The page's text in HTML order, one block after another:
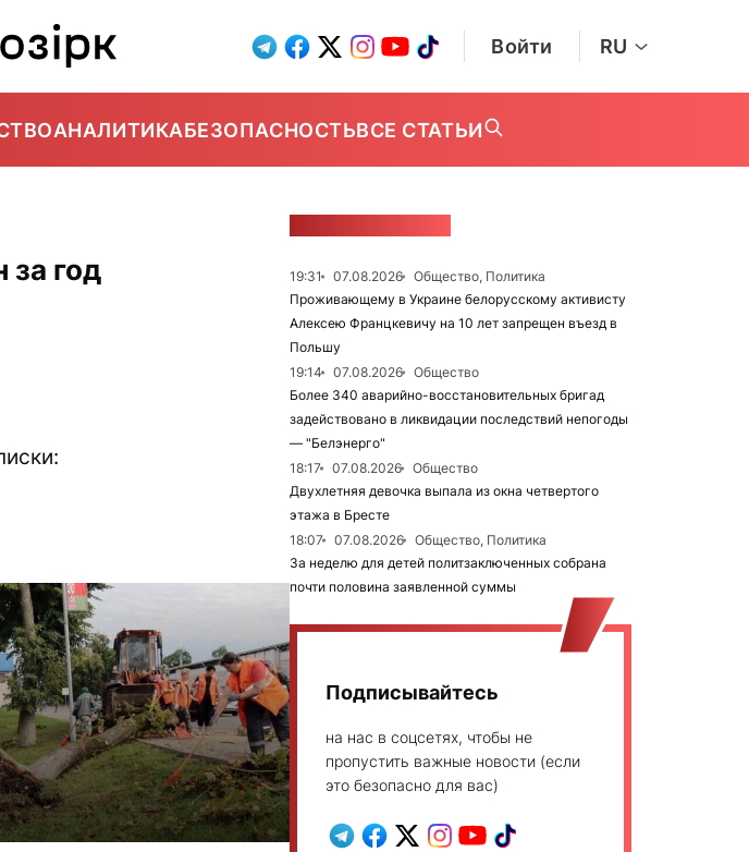
Войти RU
АНАЛИТИКАБЕЗОПАСНОСТЬВСЕ СТАТЬИ
год
19:31 07.08.2026
Общество, Политика
Проживающему в Украине белорусскому активисту
Алексею Францкевичу на 10 лет запрещен въезд в
Польшу
19:14
07.08.2026
Общество
Более 340 аварийно-восстановительных бригад
задействовано в ликвидации последствий непогоды
— "Белэнерго"
18:17
07.08.2026
Общество
Двухлетняя девочка выпала из окна четвертого
этажа в Бресте
18:07
07.08.2026
Общество, Политика
За неделю для детей политзаключенных собрана
почти половина заявленной суммы
Подписывайтесь
на нас в соцсетях, чтобы не
пропустить важные новости (если
это безопасно для вас)